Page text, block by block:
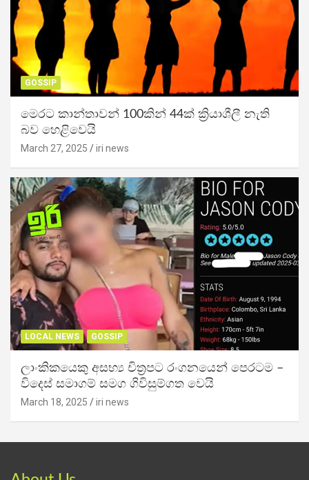
GOSSIP
මෙරට කාන්තාවන් 100කින් 44ක් ක්‍රියාශීලී නැති
බව හෙළිවෙයි
March 27, 2025 iri news
LOCAL NEWS GOSSIP
ලාංකිකයෙකු අසභ්‍ය චිත්‍රපට රංගනයෙන් පෙරටම –
විදෙස් සමාගම් සමග ගිවිසුම්ගත වෙයි
March 18, 2025 iri news